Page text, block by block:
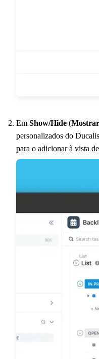
Em Show/Hide (
personalizados do Ducalis
para o adicionar à vista